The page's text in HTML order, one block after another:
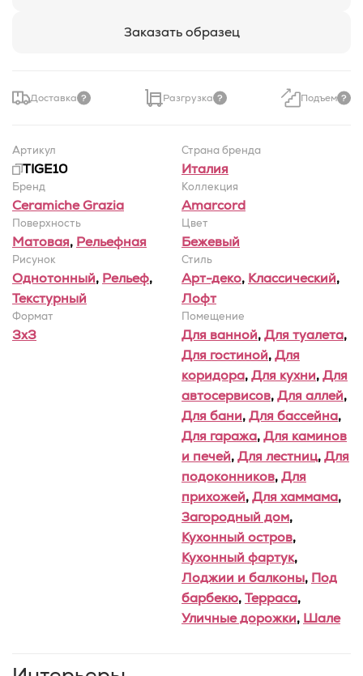
Заказать образец
Доставка Разгрузка Подъем
Артикул
TIGE10
Страна бренда
Италия
Бренд
Ceramiche Grazia
Коллекция
Amarcord
Поверхность
Матовая, Рельефная
Цвет
Бежевый
Рисунок
Однотонный, Рельеф,
Текстурный
Стиль
Арт-деко, Классический,
Лофт
Формат
3x3
Помещение
Для ванной,Для туалета,
Для гостиной,Для
коридора,Для кухни,Для
автосервисов,Для аллей,
Для бани,Для бассейна,
Для гаража,Для каминов
и печей,Для лестниц,Для
подоконников,Для
прихожей,Для хаммама,
Загородный дом,
Кухонный остров,
Кухонный фартук,
Лоджии и балконы, Под
барбекю,Терраса,
Уличные дорожки, Шале